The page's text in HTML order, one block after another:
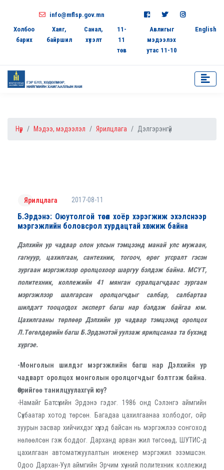
info@mflsp.gov.mn
Холбоо
барих
Хаяг,
байршил
Санал,
хүсэлт
11-
11
төв
Авлигыг
мэдээлэх
утас 11-10
English
Нүүр Мэдээ, мэдээлэл Ярилцлага Дэлгэрэнгүй
Ярилцлага 2017-08-11
Б.Эрдэнэ: Оюутолгой төсөл хоёр хэрэгжиж эхэлснээр
мэргэжлийн боловсрол хурдацтай хөгжиж байна
Дэлхийн ур чадвар олон улсын тэмцээнд манай улс мужаан,
гагнуур, цахилгаан, сантехник, тогооч, өрөг угсралт гэсэн
зургаан мэргэжлээр оролцохоор шаргуу бэлдэж байна. МСҮТ,
политехник, коллежийн 41 мянган суралцагчдаас зургаан
мэргэжлээр шалгарсан оролцогчдыг салбар, салбартаа
шилдэгт тооцогдох эксперт багш нар бэлдэж байгаа юм.
Цахилгааны төрлөөр Дэлхийн ур чадвар тэмцээнд оролцох
Л.Төгөлдөрийн багш Б.Эрдэнэтэй уулзаж ярилцсанаа та бүхэнд
хүргэе.
-Монголын шилдэг мэргэжлийн багш нар Дэлхийн ур
чадварт оролцох монголын оролцогчдыг бэлтгэж байна.
Өөрийгөө танилцуулахгүй юу?
-Намайг Батсүхийн Эрдэнэ гэдэг. 1986 онд Сэлэнгэ аймгийн
Сүхбаатар хотод төрсөн. Багадаа цахилгаанаа холбодог, ойр
зуурын засвар хийчихдэг хүүхэд байсан нь мэргэжлээ сонгоход
нөлөөлсөн гэж боддог. Дарханд арван жил төгсөөд, ШУТИС-д
цахилгаан автоматжуулалтын инженер мэргэжил эзэмшсэн.
Одоо Дархан-Уул аймгийн Эрчим хүчний политехник коллежид